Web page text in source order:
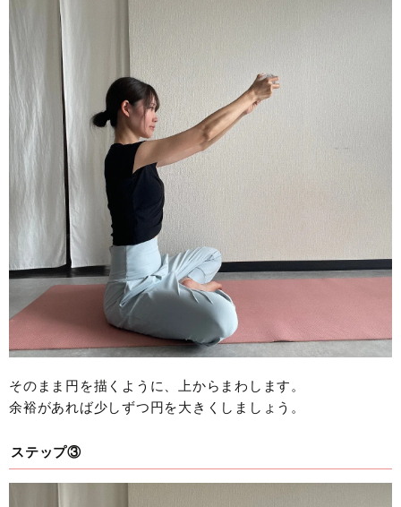
そのまま円を描くように、上からまわします。
余裕があれば少しずつ円を大きくしましょう。
ステップ③